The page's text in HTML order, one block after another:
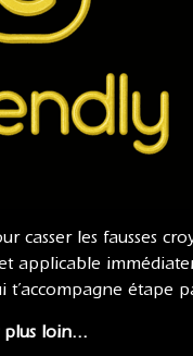
casser les fausses
applicable
t’accompagne étape
plus loin…